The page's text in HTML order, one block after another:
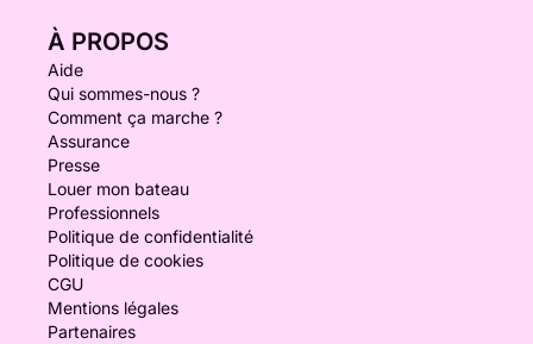
À PROPOS
Aide
Qui sommes-nous ?
Comment ça marche ?
Assurance
Presse
Louer mon bateau
Professionnels
Politique de confidentialité
Politique de cookies
CGU
Mentions légales
Partenaires